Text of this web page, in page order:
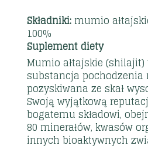
Składniki: mumio
100%
Suplement diety
Mumio ałtajskie
substancja pochodzenia
pozyskiwana ze skał
Swoją wyjątkową
bogatemu składowi,
80 minerałów, kwasów
innych bioaktywnych